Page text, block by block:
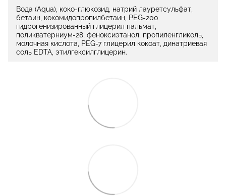
Вода (Aqua), коко-глюкозид, натрий лауретсульфат,
бетаин, кокомидопропилбетаин, PEG-200
гидрогенизированный глицерил пальмат,
поликватерниум-28, феноксиэтанол, пропиленгликоль,
молочная кислота, PEG-7 глицерил кокоат, динатриевая
соль EDTA, этилгексилглицерин.